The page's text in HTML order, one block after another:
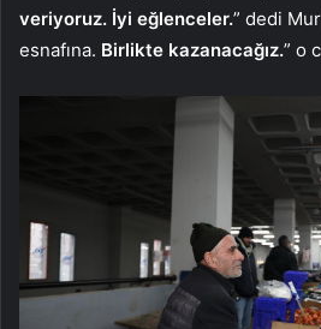
veriyoruz. İyi eğlenceler.” dedi
esnafına. Birlikte kazanacağız.” o